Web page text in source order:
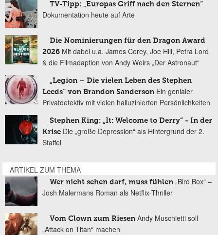
TV-Tipp: „Europas Griff nach den Sternen“
Dokumentation heute auf Arte
Die Nominierungen für den Dragon Award
2026 Mit dabei u.a. James Corey, Joe Hill, Petra Lord
& die Filmadaption von Andy Weirs „Der Astronaut“
„Legion – Die vielen Leben des Stephen
Leeds“ von Brandon Sanderson Ein genialer
Privatdetektiv mit vielen halluzinierten Persönlichkeiten
Stephen King: „It: Welcome to Derry“ - In der
Krise Die „große Depression“ als Hintergrund der 2.
Staffel
ARTIKEL ZUM THEMA
Wer nicht sehen darf, muss fühlen „Bird Box“ –
Josh Malermans Roman als Netflix-Thriller
Vom Clown zum Riesen Andy Muschietti soll
„Attack on Titan“ machen